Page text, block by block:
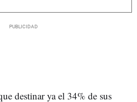
destinar ya el 34% de sus